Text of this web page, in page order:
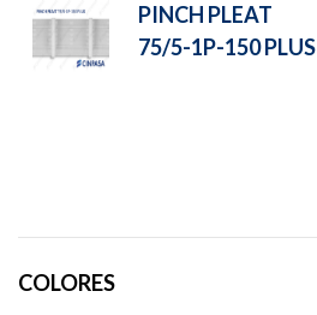
PINCH PLEAT
75/5-1P-150 PLUS
COLORES